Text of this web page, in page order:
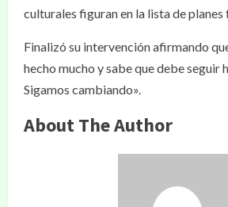
culturales figuran en la lista de
Finalizó su intervención afirmando
hecho mucho y sabe que debe seguir
Sigamos cambiando».
About The Author